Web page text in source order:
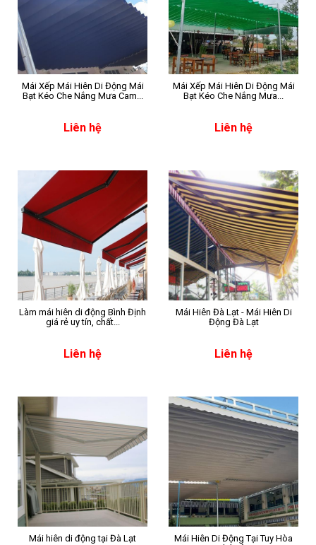
Mái Xếp Mái Hiên Di Động Mái
Bạt Kéo Che Nắng Mưa Cam...
Liên hệ
Mái Xếp Mái Hiên Di Động Mái
Bạt Kéo Che Nắng Mưa...
Liên hệ
Làm mái hiên di động Bình Định
giá rẻ uy tín, chất...
Liên hệ
Mái Hiên Đà Lạt - Mái Hiên Di
Động Đà Lạt
Liên hệ
Mái hiên di động tại Đà Lạt
Mái Hiên Di Động Tại Tuy Hòa